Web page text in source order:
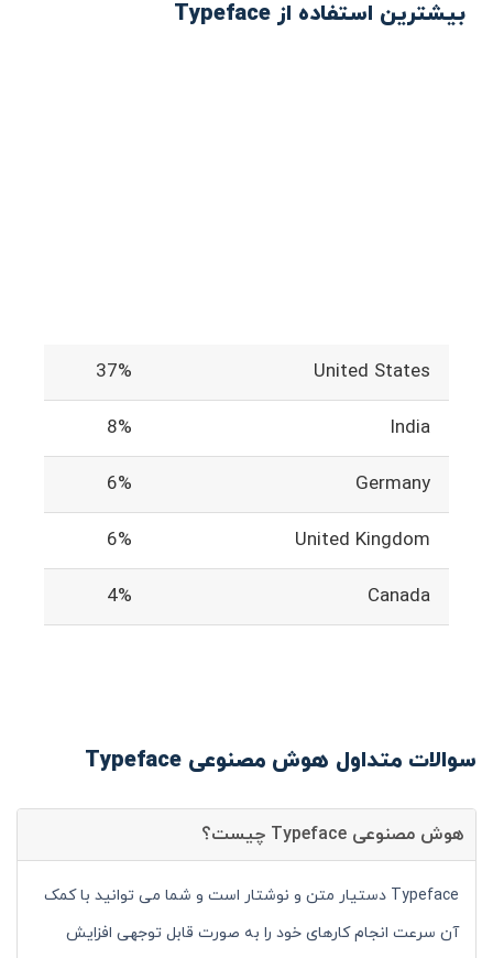
بیشترین استفاده از Typeface
United States
37%
India
8%
Germany
6%
United Kingdom
6%
Canada
4%
سوالات متداول هوش مصنوعی Typeface
هوش مصنوعی Typeface چیست؟
Typeface دستیار متن و نوشتار است و شما می توانید با کمک
آن سرعت انجام کارهای خود را به صورت قابل توجهی افزایش